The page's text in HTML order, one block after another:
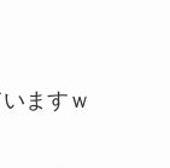
ますｗ